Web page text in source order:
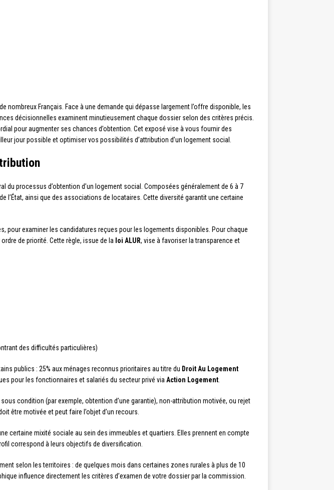
nombreux Français. Face à une demande qui dépasse largement l’offre disponible, les
décisionnelles examinent minutieusement chaque dossier selon des critères précis.
pour augmenter ses chances d’obtention. Cet exposé vise à vous fournir des
jour possible et optimiser vos possibilités d’attribution d’un logement social.
du processus d’obtention d’un logement social. Composées généralement de 6 à 7
ainsi que des associations de locataires. Cette diversité garantit une certaine
pour examiner les candidatures reçues pour les logements disponibles. Pour chaque
de priorité. Cette règle, issue de la loi ALUR, vise à favoriser la transparence et
des difficultés particulières)
publics : 25% aux ménages reconnus prioritaires au titre du Droit Au Logement
pour les fonctionnaires et salariés du secteur privé via Action Logement
condition (par exemple, obtention d’une garantie), non-attribution motivée, ou rejet
être motivée et peut faire l’objet d’un recours.
certaine mixité sociale au sein des immeubles et quartiers. Elles prennent en compte
correspond à leurs objectifs de diversification.
selon les territoires : de quelques mois dans certaines zones rurales à plus de 10
influence directement les critères d’examen de votre dossier par la commission.